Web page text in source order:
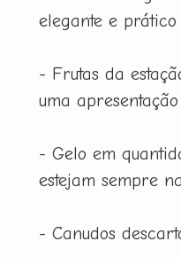
elegante e
- Frutas da
uma
- Gelo em
estejam sempre
- Canudos